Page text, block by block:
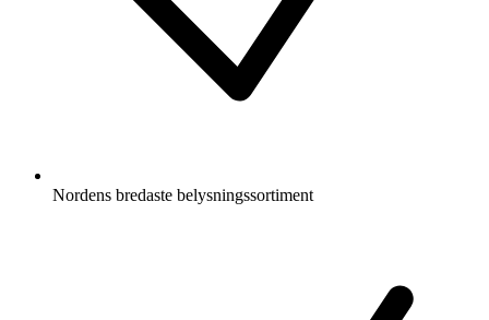
Nordens bredaste belysningssortiment